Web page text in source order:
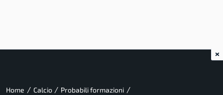
Home / Calcio / Probabili formazioni /
×